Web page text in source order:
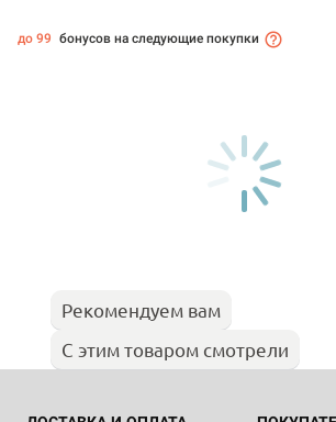
до 99 бонусов на следующие покупки
Рекомендуем вам
С этим товаром смотрели